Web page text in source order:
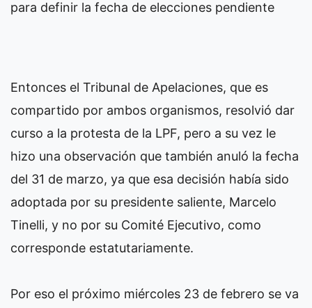
para definir la fecha de elecciones pendiente
Entonces el Tribunal de Apelaciones, que es
compartido por ambos organismos, resolvió dar
curso a la protesta de la LPF, pero a su vez le
hizo una observación que también anuló la fecha
del 31 de marzo, ya que esa decisión había sido
adoptada por su presidente saliente, Marcelo
Tinelli, y no por su Comité Ejecutivo, como
corresponde estatutariamente.
Por eso el próximo miércoles 23 de febrero se va